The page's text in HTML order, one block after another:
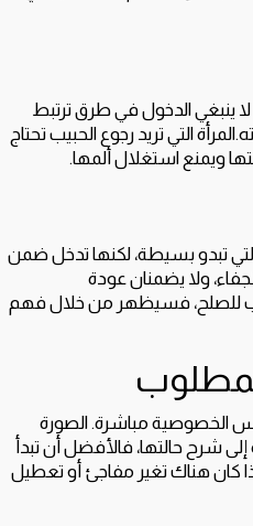
ينبغي الدخول في طرق ترتبط
التي تريد رجوع الحبيب تحتاج
ويمنع استغلال ألمها.
تبدو بسيطة، لكنها تدخل ضمن
ولا يضمنان عودة
باب للصلح، فسيظهر من خلال فهم
الخصوصية مباشرة. الصورة
شرح حالتها، فالأفضل أن تبدأ
كان هناك تغير مفاجئ أو تعطيل